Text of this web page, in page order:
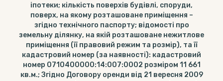
іпотеки; кількість поверхів будівлі, споруди,
поверх, на якому розташоване приміщення –
згідно технічного паспорту; відомості про
земельну ділянку, на якій розташоване нежитлове
приміщення (її правовий режим та розмір), та її
кадастровий номер (за наявності): кадастровий
номер 0710400000:14:007:0002 розміром 11 661
кв.м.; Згідно Договору оренди від 21 вересня 2009